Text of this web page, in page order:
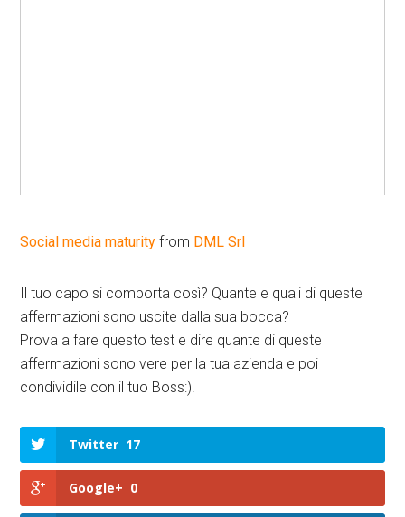
Social media maturity from DML Srl
Il tuo capo si comporta così? Quante e quali di queste
affermazioni sono uscite dalla sua bocca?
Prova a fare questo test e dire quante di queste
affermazioni sono vere per la tua azienda e poi
condividile con il tuo Boss:).
Twitter 17
Google+ 0